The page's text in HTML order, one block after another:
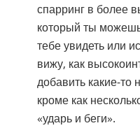
спарринг в более
который ты
тебе увидеть или
вижу, как
добавить какие-
кроме как
«ударь и беги».